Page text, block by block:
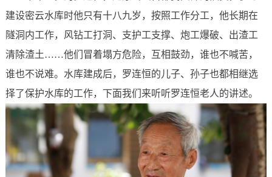
建设密云水库时他只有十八九岁，按照工作分工，他长期在
隧洞内工作，风钻工打洞、支护工支撑、炮工爆破、出渣工
清除渣土……他们冒着塌方危险，互相鼓劲，谁也不喊苦，
谁也不说难。水库建成后，罗连恒的儿子、孙子也都相继选
择了保护水库的工作，下面我们来听听罗连恒老人的讲述。